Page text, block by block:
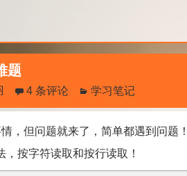
题
4 条评论 学习笔记
但问题就来了，简单都遇到问题！
按字符读取和按行读取！